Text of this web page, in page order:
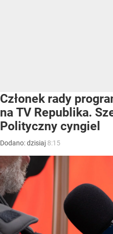
Członek rady
na TV Republika.
Polityczny cyngiel
Dodano:dzisiaj 8:15